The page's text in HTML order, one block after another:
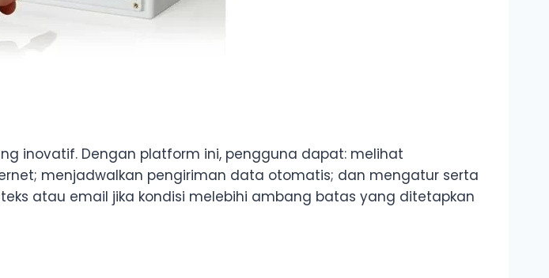
inovatif. Dengan platform ini, pengguna dapat: melihat
menjadwalkan pengiriman data otomatis; dan mengatur serta
atau email jika kondisi melebihi ambang batas yang ditetapkan